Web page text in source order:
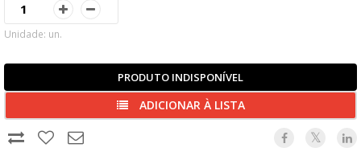
Unidade: un.
PRODUTO INDISPONÍVEL
ADICIONAR À LISTA